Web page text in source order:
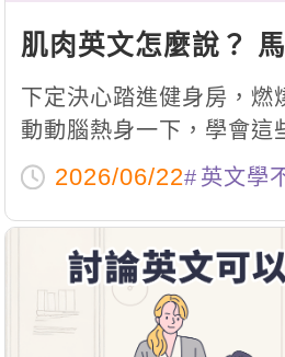
肌肉英文怎麼說？
各種身體部位英文總
下定決心踏進健身房，燃
動動腦熱身一下，學會這
吧！
2026/06/22 英文學